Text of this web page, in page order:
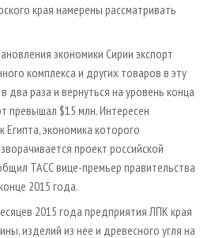
края намерены рассматривать
экономики Сирии экспорт
комплекса и других товаров в эту
два раза и вернуться на уровень конца
превышал $15 млн. Интересен
экономика которого
проект российской
ТАСС вице-премьер правительства
2015 года.
2015 года предприятия ЛПК края
изделий из нее и древесного угля на